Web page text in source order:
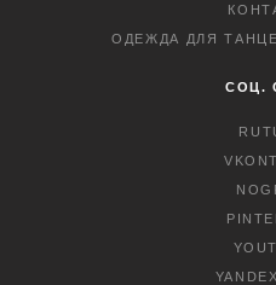
ОДЕЖДА ДЛЯ
СОЦ.